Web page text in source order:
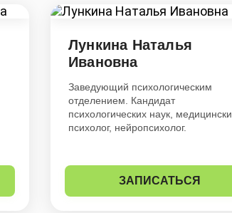
Лункина Наталья
Ивановна
Заведующий психологическим
отделением. Кандидат
психологических наук,
психолог, нейропсихолог.
ЗАПИСАТЬСЯ